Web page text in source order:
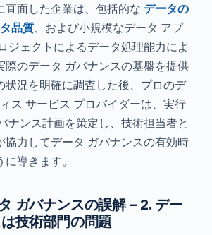
直面した企業は、包括的な データの
品質、および小規模なデータ アプ
ジェクトによるデータ処理能力によ
際のデータ ガバナンスの基盤を提供
状況を明確に調査した後、プロのデ
ス サービス プロバイダーは、実行
ナンス計画を策定し、技術担当者と
協力してデータ ガバナンスの有効時
導きます。
ガバナンスの誤解 – 2. デー
技術部門の問題